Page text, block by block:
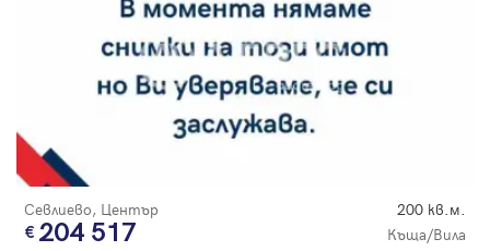
Севлиево, Център 200 кв.м.
204 517 Къща/Вила